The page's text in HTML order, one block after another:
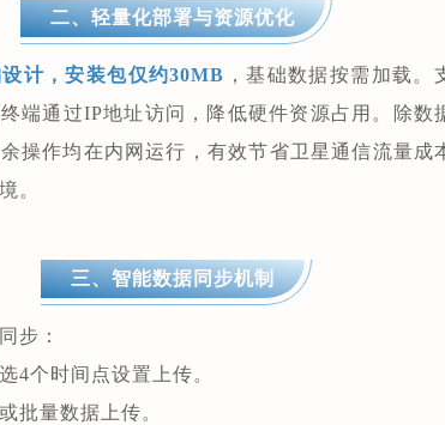
二、轻量化部署与资源优化
计，安装包仅约30MB ，基础数据按需加载。
端通过IP地址访问，降低硬件资源占用。除数
操作均在内网运行，有效节省卫星通信流量成
。
三、智能数据同步机制
步：
4个时间点设置上传。
批量数据上传。